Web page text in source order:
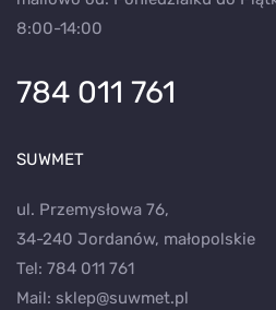
8:00-14:00
784 011 761
SUWMET
ul. Przemysłowa 76,
34-240 Jordanów, małopolskie
Tel: 784 011 761
Mail: sklep@suwmet.pl